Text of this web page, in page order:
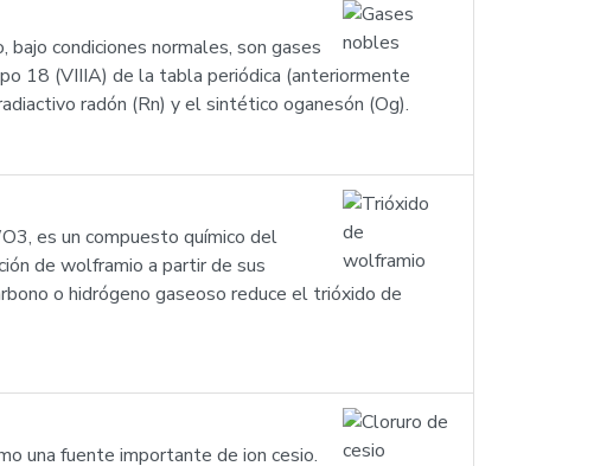
condiciones normales, son gases
18 (VIIIA) de la tabla periódica (anteriormente
radón (Rn) y el sintético oganesón (Og).
es un compuesto químico del
de wolframio a partir de sus
o hidrógeno gaseoso reduce el trióxido de
una fuente importante de ion cesio.